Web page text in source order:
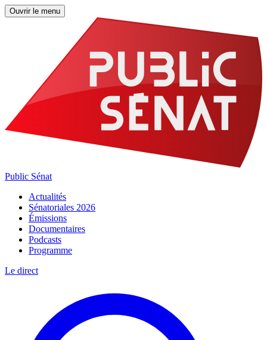
Ouvrir le menu
Public Sénat
Actualités
Sénatoriales 2026
Émissions
Documentaires
Podcasts
Programme
Le direct